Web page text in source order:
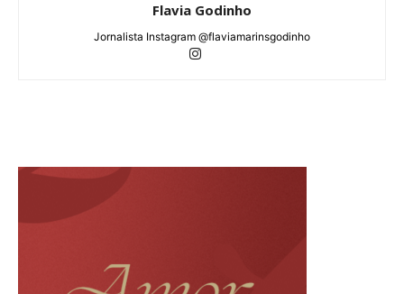
Flavia Godinho
Jornalista Instagram @flaviamarinsgodinho